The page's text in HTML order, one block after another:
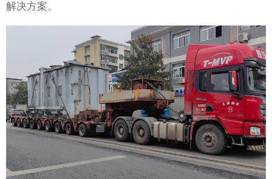
解决方案。